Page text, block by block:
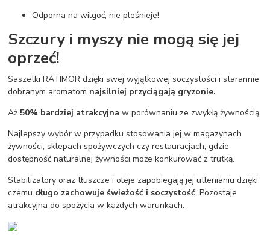
Odporna na wilgoć, nie pleśnieje!
Szczury i myszy nie mogą się jej
oprzeć!
Saszetki RATIMOR dzięki swej wyjątkowej soczystości i starannie
dobranym aromatom najsilniej przyciągają gryzonie.
Aż 50% bardziej atrakcyjna w porównaniu ze zwykłą żywnością.
Najlepszy wybór w przypadku stosowania jej w magazynach
żywności, sklepach spożywczych czy restauracjach, gdzie
dostępność naturalnej żywności może konkurować z trutką.
Stabilizatory oraz tłuszcze i oleje zapobiegają jej utlenianiu dzięki
czemu długo zachowuje świeżość i soczystość. Pozostaje
atrakcyjna do spożycia w każdych warunkach.